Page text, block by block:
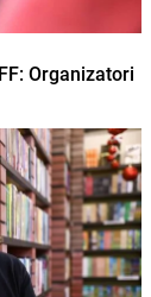
Organizatori